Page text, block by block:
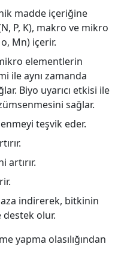
madde içeriğine
P, K), makro ve mikro
Mn) içerir.
elementlerin
ile aynı zamanda
Biyo uyarıcı etkisi ile
sağlar.
teşvik eder.
artırır.
aza indirerek, bitkinin
olur.
yapma olasılığından